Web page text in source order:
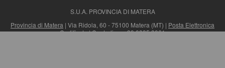
S.U.A. PROVINCIA DI MATERA
Provincia di Matera | Via Ridola, 60 - 75100 Matera (MT) | Posta Elettronica
Certificata| Centralino: +39 0835 3061